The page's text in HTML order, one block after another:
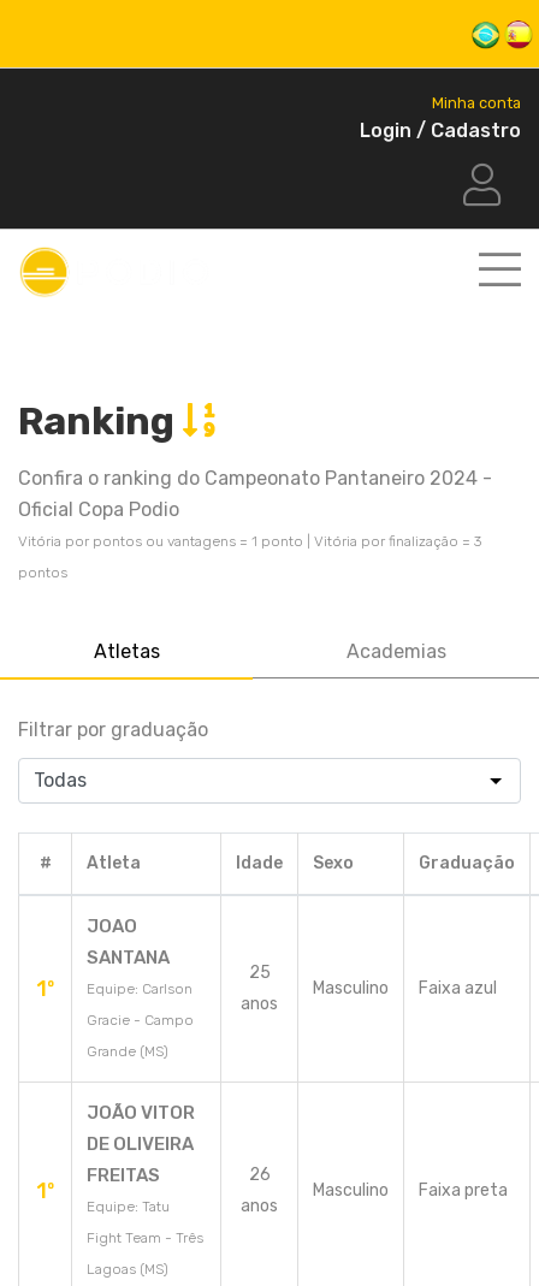
Minha conta
Login / Cadastro
Ranking
Confira o ranking do Campeonato Pantaneiro 2024 -
Oficial Copa Podio
Vitória por pontos ou vantagens = 1 ponto | Vitória por finalização = 3
pontos
Atletas Academias
Filtrar por graduação
# Atleta Idade Sexo Graduação
1º
JOAO
SANTANA
Equipe: Carlson
Gracie - Campo
Grande (MS)
25
anos
Masculino Faixa azul
1º
JOÃO VITOR
DE OLIVEIRA
FREITAS
Equipe: Tatu
Fight Team - Três
Lagoas (MS)
26
anos
Masculino Faixa preta